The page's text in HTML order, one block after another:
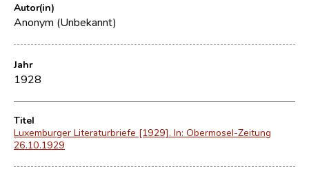
Autor(in)
Anonym (Unbekannt)
Jahr
1928
Titel
Luxemburger Literaturbriefe [1929]. In: Obermosel-Zeitung
26.10.1929